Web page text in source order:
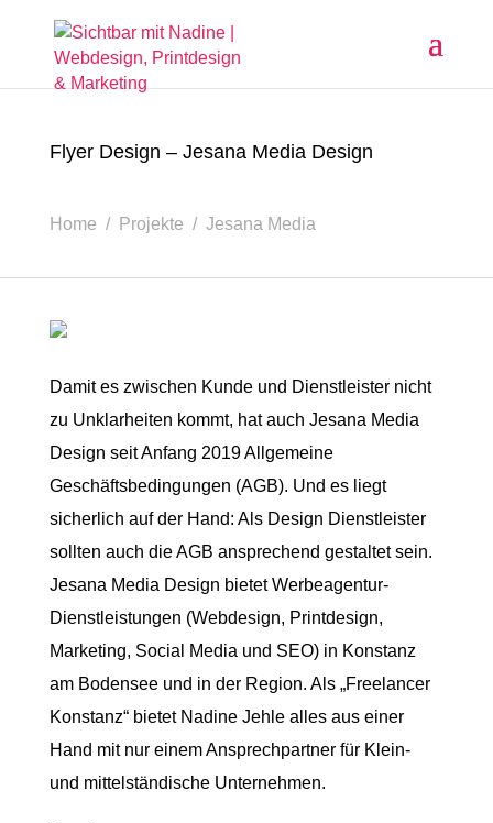
Flyer Design – Jesana Media Design
Home / Projekte / Jesana Media
Damit es zwischen Kunde und Dienstleister nicht
zu Unklarheiten kommt, hat auch Jesana Media
Design seit Anfang 2019 Allgemeine
Geschäftsbedingungen (AGB). Und es liegt
sicherlich auf der Hand: Als Design Dienstleister
sollten auch die AGB ansprechend gestaltet sein.
Jesana Media Design bietet Werbeagentur-
Dienstleistungen (Webdesign, Printdesign,
Marketing, Social Media und SEO) in Konstanz
am Bodensee und in der Region. Als „Freelancer
Konstanz“ bietet Nadine Jehle alles aus einer
Hand mit nur einem Ansprechpartner für Klein-
und mittelständische Unternehmen.